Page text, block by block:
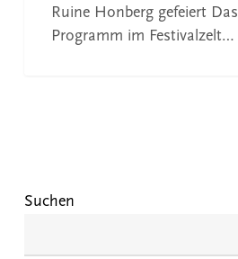
Ruine Honberg gefeiert Das
Programm im Festivalzelt…
Suchen